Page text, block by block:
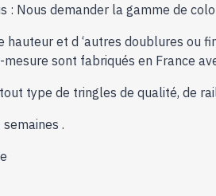
: Nous demander la gamme de
et d ‘autres doublures ou
sont fabriqués en France
type de tringles de qualité, de
.